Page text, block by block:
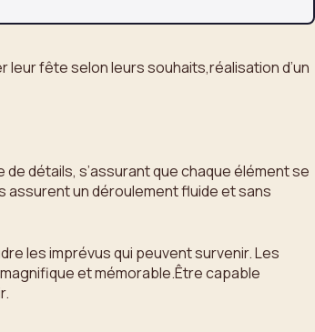
fête selon leurs souhaits,réalisation d’un
détails, s’assurant que chaque élément se
assurent un déroulement fluide et sans
les imprévus qui peuvent survenir. Les
et mémorable.Être capable